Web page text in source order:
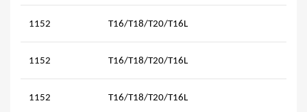
1152 T16/T18/T20/T16L
1152 T16/T18/T20/T16L
1152 T16/T18/T20/T16L